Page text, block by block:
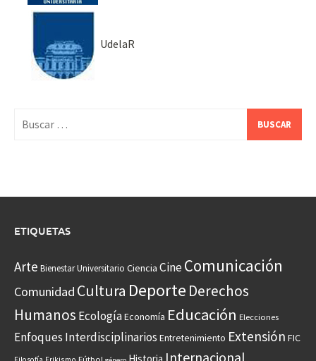
UdelaR
ETIQUETAS
Arte Bienestar Universitario Ciencia CineComunicación
Comunidad Cultura Deporte Derechos
Humanos EcologíaEconomía Educación Elecciones
Enfoques Interdisciplinarios Entretenimiento Extensión FIC
Historia Internacional